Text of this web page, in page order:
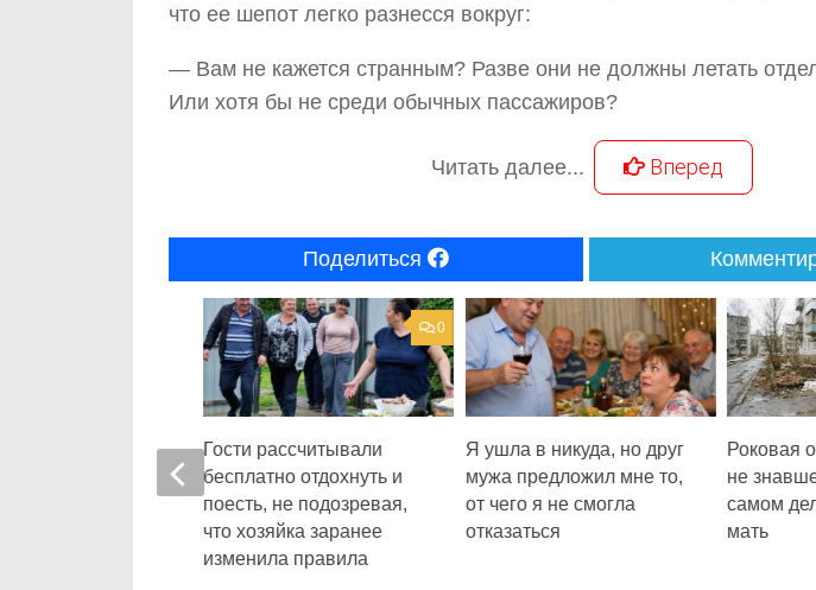
что ее шепот легко разнесся вокруг:
— Вам не кажется странным? Разве они не должны летать
Или хотя бы не среди обычных пассажиров?
Читать далее... Вперед
Поделиться
Я ушла в никуда, но друг
мужа предложил мне то,
от чего я не смогла
отказаться
Роковая
не
самом
мать
0
Гости рассчитывали
бесплатно отдохнуть и
поесть, не подозревая,
что хозяйка заранее
изменила правила